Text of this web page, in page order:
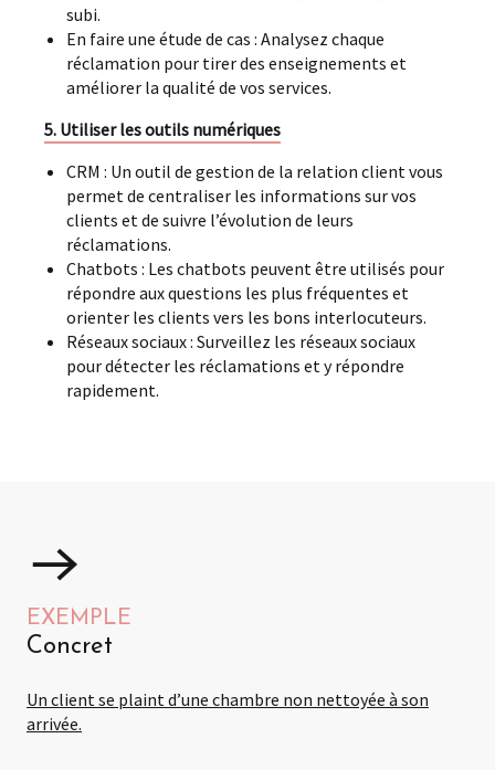
subi.
En faire une étude de cas : Analysez chaque
réclamation pour tirer des enseignements et
améliorer la qualité de vos services.
5. Utiliser les outils numériques
CRM : Un outil de gestion de la relation client vous
permet de centraliser les informations sur vos
clients et de suivre l’évolution de leurs
réclamations.
Chatbots : Les chatbots peuvent être utilisés pour
répondre aux questions les plus fréquentes et
orienter les clients vers les bons interlocuteurs.
Réseaux sociaux : Surveillez les réseaux sociaux
pour détecter les réclamations et y répondre
rapidement.
EXEMPLE
Concret
Un client se plaint d’une chambre non nettoyée à son
arrivée.